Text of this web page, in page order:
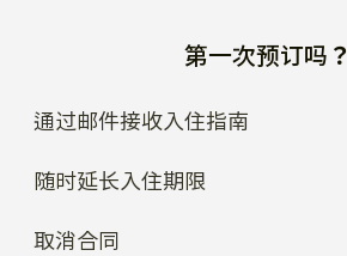
第一次预订吗？
通过邮件接收入住指南
随时延长入住期限
取消合同